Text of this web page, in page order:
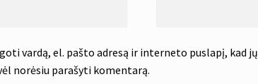
vardą, el. pašto adresą ir interneto puslapį, kad jų
norėsiu parašyti komentarą.